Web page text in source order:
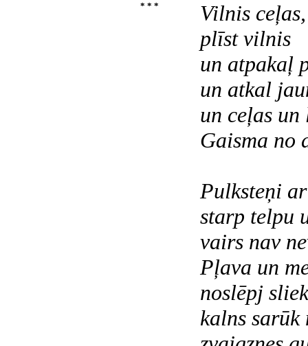
* * *
Vilnis
plīst vilnis
un atpakaļ
un atkal
un ceļas un
Gaisma no
Pulksteņi
starp telpu
vairs nav
Pļava un
noslēpj
kalns sarūk